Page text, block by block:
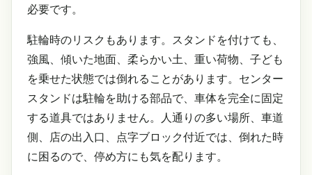
必要です。
駐輪時のリスクもあります。スタンドを付けても、
強風、傾いた地面、柔らかい土、重い荷物、子ども
を乗せた状態では倒れることがあります。センター
スタンドは駐輪を助ける部品で、車体を完全に固定
する道具ではありません。人通りの多い場所、車道
側、店の出入口、点字ブロック付近では、倒れた時
に困るので、停め方にも気を配ります。